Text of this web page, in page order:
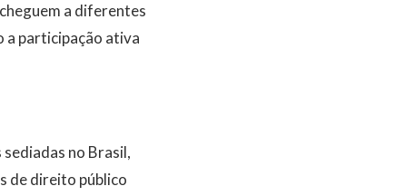
a diferentes
a participação ativa
no Brasil,
de direito público